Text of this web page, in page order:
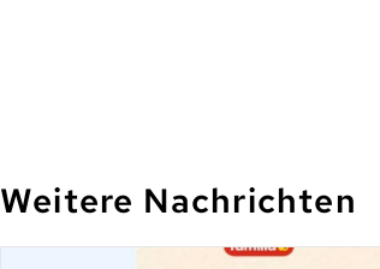
Weitere Nachrichten